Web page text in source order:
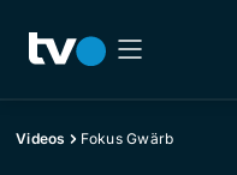
Videos Fokus Gwärb